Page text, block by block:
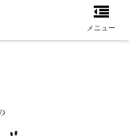
メニュー